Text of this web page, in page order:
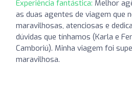
Experiência fantástica: Melhor
as duas agentes de viagem que
maravilhosas, atenciosas e
dúvidas que tínhamos (Karla e
Camboriú). Minha viagem foi
maravilhosa.